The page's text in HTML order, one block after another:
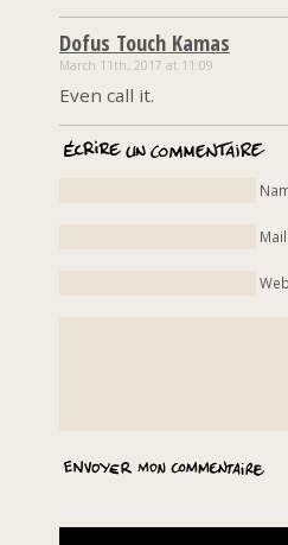
Dofus Touch Kamas
March 11th, 2017 at 11:09
Even call it.